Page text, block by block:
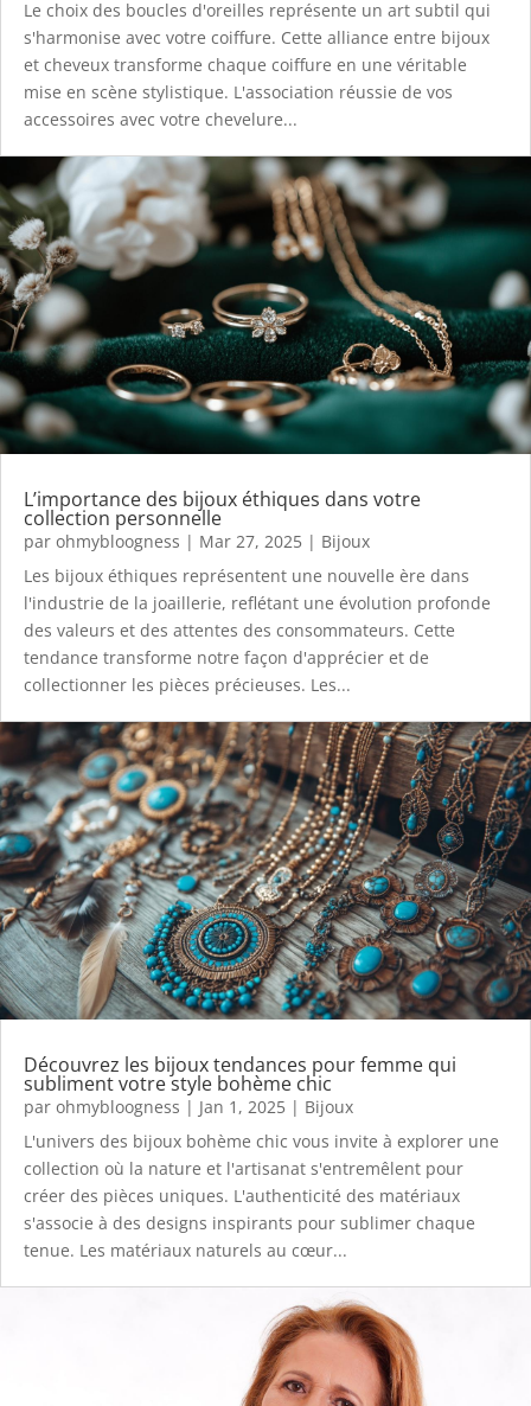
Le choix des boucles d'oreilles représente un art subtil qui
s'harmonise avec votre coiffure. Cette alliance entre bijoux
et cheveux transforme chaque coiffure en une véritable
mise en scène stylistique. L'association réussie de vos
accessoires avec votre chevelure...
L’importance des bijoux éthiques dans votre
collection personnelle
par ohmybloogness | Mar 27, 2025 | Bijoux
Les bijoux éthiques représentent une nouvelle ère dans
l'industrie de la joaillerie, reflétant une évolution profonde
des valeurs et des attentes des consommateurs. Cette
tendance transforme notre façon d'apprécier et de
collectionner les pièces précieuses. Les...
Découvrez les bijoux tendances pour femme qui
subliment votre style bohème chic
par ohmybloogness | Jan 1, 2025 | Bijoux
L'univers des bijoux bohème chic vous invite à explorer une
collection où la nature et l'artisanat s'entremêlent pour
créer des pièces uniques. L'authenticité des matériaux
s'associe à des designs inspirants pour sublimer chaque
tenue. Les matériaux naturels au cœur...